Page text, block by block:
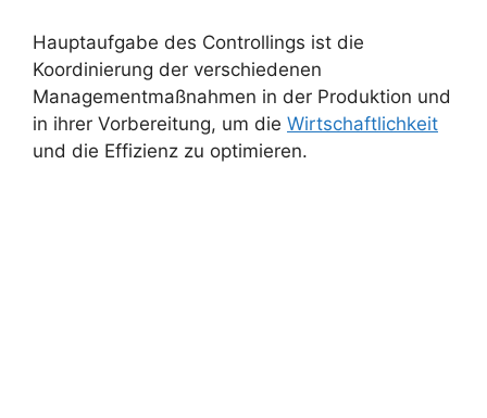
Hauptaufgabe des Controllings ist die
Koordinierung der verschiedenen
Managementmaßnahmen in der Produktion und
in ihrer Vorbereitung, um die Wirtschaftlichkeit
und die Effizienz zu optimieren.